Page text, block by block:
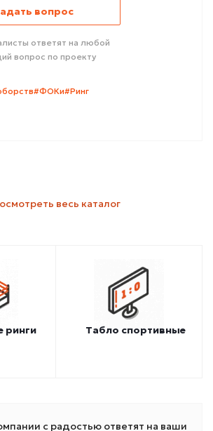
вопрос
ответят на любой
вопрос по проекту
#ФОКи#Ринг
весь каталог
ринги Табло спортивные
с радостью ответят на ваши